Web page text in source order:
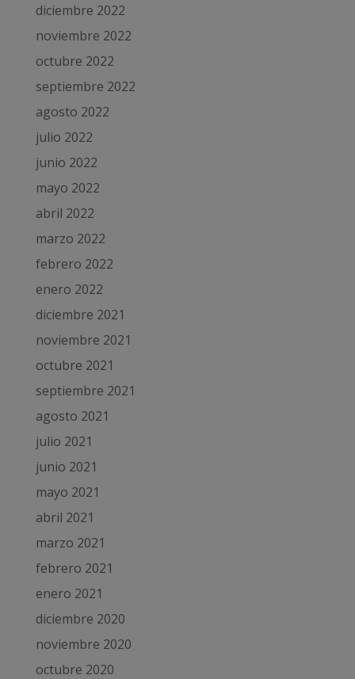
diciembre 2022
noviembre 2022
octubre 2022
septiembre 2022
agosto 2022
julio 2022
junio 2022
mayo 2022
abril 2022
marzo 2022
febrero 2022
enero 2022
diciembre 2021
noviembre 2021
octubre 2021
septiembre 2021
agosto 2021
julio 2021
junio 2021
mayo 2021
abril 2021
marzo 2021
febrero 2021
enero 2021
diciembre 2020
noviembre 2020
octubre 2020